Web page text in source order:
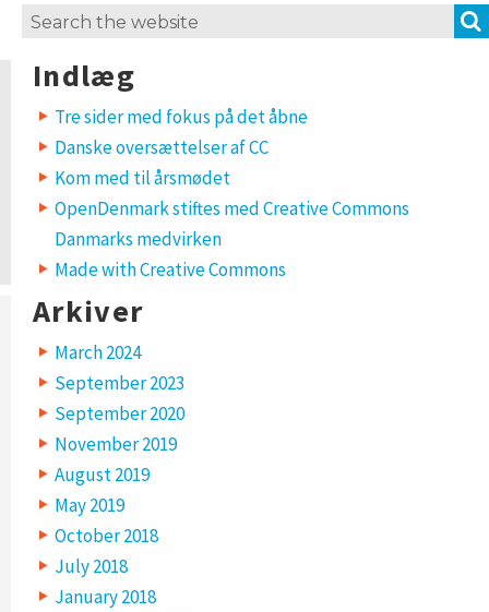
Search
Indlæg
Tre sider med fokus på det åbne
Danske oversættelser af CC
Kom med til årsmødet
OpenDenmark stiftes med Creative Commons
Danmarks medvirken
Made with Creative Commons
Arkiver
March 2024
September 2023
September 2020
November 2019
August 2019
May 2019
October 2018
July 2018
January 2018